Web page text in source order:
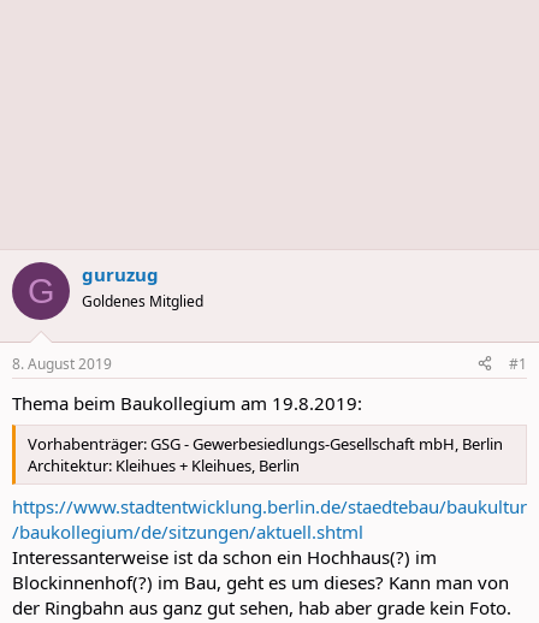
G guruzug
Goldenes Mitglied
8. August 2019 #1
Thema beim Baukollegium am 19.8.2019:
Vorhabenträger: GSG - Gewerbesiedlungs-Gesellschaft mbH, Berlin
Architektur: Kleihues + Kleihues, Berlin
https://www.stadtentwicklung.berlin.de/staedtebau/baukultur
/baukollegium/de/sitzungen/aktuell.shtml
Interessanterweise ist da schon ein Hochhaus(?) im
Blockinnenhof(?) im Bau, geht es um dieses? Kann man von
der Ringbahn aus ganz gut sehen, hab aber grade kein Foto.